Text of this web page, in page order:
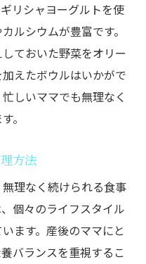
リシャヨーグルトを使
ルシウムが豊富です。
ておいた野菜をオリー
えたボウルはいかがで
しいママでも無理なく
。
方法
理なく続けられる食事
個々のライフスタイル
ます。産後のママにと
バランスを重視するこ